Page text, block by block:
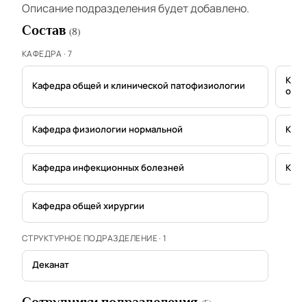
Описание подразделения будет добавлено.
Состав (8)
КАФЕДРА · 7
Кафедра общей и клинической патофизиологии
Кафедра физиологии нормальной
Кафедра инфекционных болезней
Кафедра общей хирургии
СТРУКТУРНОЕ ПОДРАЗДЕЛЕНИЕ · 1
Деканат